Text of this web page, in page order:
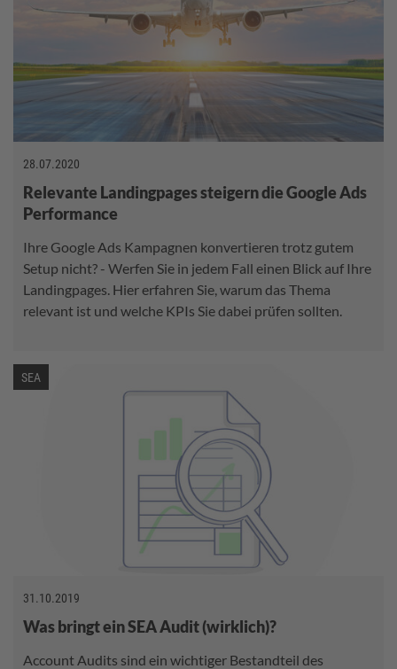
28.07.2020
Relevante Landingpages steigern die Google Ads
Performance
Ihre Google Ads Kampagnen konvertieren trotz gutem
Setup nicht? - Werfen Sie in jedem Fall einen Blick auf Ihre
Landingpages. Hier erfahren Sie, warum das Thema
relevant ist und welche KPIs Sie dabei prüfen sollten.
SEA
31.10.2019
Was bringt ein SEA Audit (wirklich)?
Account Audits sind ein wichtiger Bestandteil des